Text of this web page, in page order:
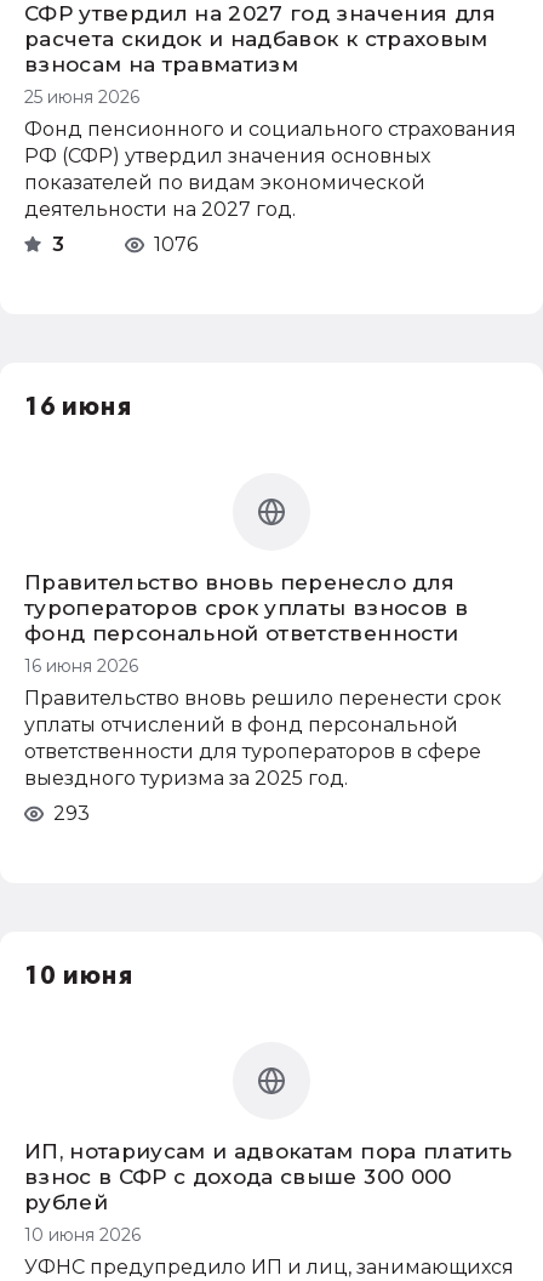
СФР утвердил на 2027 год значения для
расчета скидок и надбавок к страховым
взносам на травматизм
25 июня 2026
Фонд пенсионного и социального страхования
РФ (СФР) утвердил значения основных
показателей по видам экономической
деятельности на 2027 год.
3
1076
16 июня
Правительство вновь перенесло для
туроператоров срок уплаты взносов в
фонд персональной ответственности
16 июня 2026
Правительство вновь решило перенести срок
уплаты отчислений в фонд персональной
ответственности для туроператоров в сфере
выездного туризма за 2025 год.
293
10 июня
ИП, нотариусам и адвокатам пора платить
взнос в СФР с дохода свыше 300 000
рублей
10 июня 2026
УФНС предупредило ИП и лиц, занимающихся